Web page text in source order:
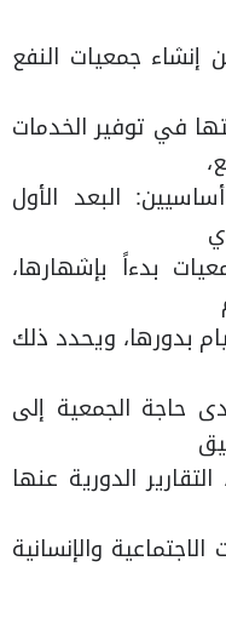
إنشاء جمعيات النفع
في توفير الخدمات
البعد الأول
بدءاً بإشهارها،
بدورها، ويحدد ذلك
حاجة الجمعية إلى
الدورية عنها
والإنسانية